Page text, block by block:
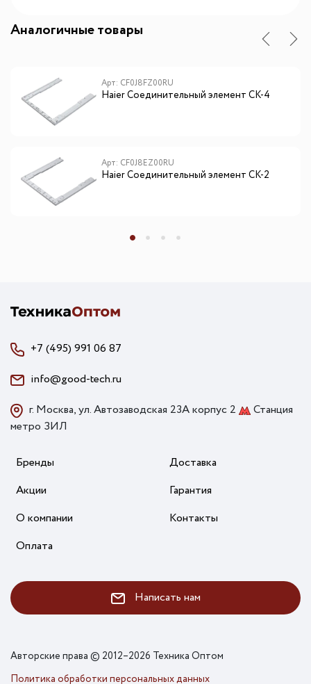
Аналогичные товары
Арт: CF0J8FZ00RU
Haier Соединительный элемент CK-4
Арт: CF0J8EZ00RU
Haier Соединительный элемент CK-2
+7 (495) 991 06 87
info@good-tech.ru
г. Москва, ул. Автозаводская 23А корпус 2
Станция
метро ЗИЛ
Бренды
Акции
О компании
Оплата
Доставка
Гарантия
Контакты
Написать нам
Авторские права © 2012–2026 Техника Оптом
Политика обработки персональных данных